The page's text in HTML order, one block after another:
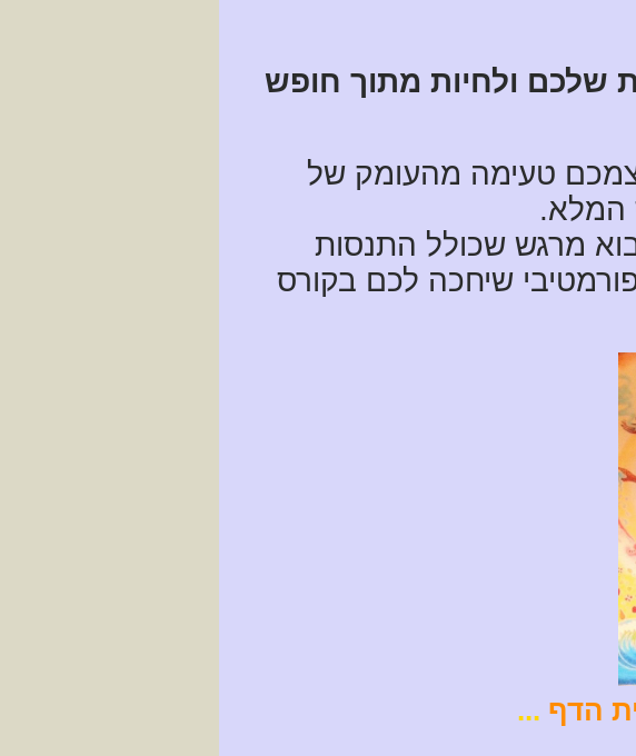
שלכם ולחיות מתוך חופש
טעימה מהעומק של
המלא.
מרגש שכולל התנסות
שיחכה לכם בקורס
הדף ...